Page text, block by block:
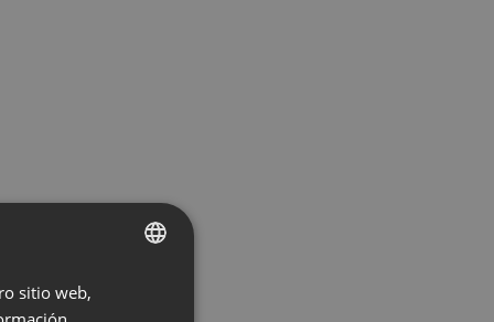
ENGLISH
sitio web,